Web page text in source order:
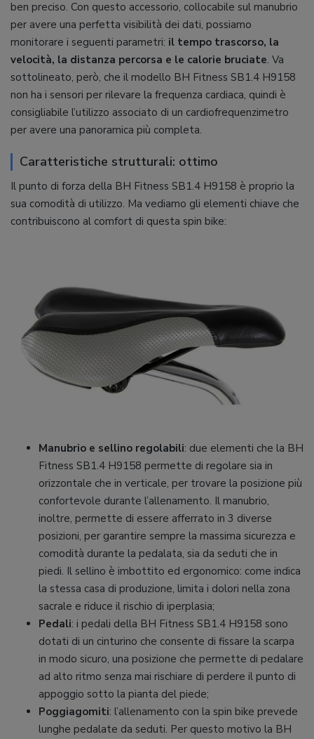
ben preciso. Con questo accessorio, collocabile sul manubrio
per avere una perfetta visibilità dei dati, possiamo
monitorare i seguenti parametri: il tempo trascorso, la
velocità, la distanza percorsa e le calorie bruciate. Va
sottolineato, però, che il modello BH Fitness SB1.4 H9158
non ha i sensori per rilevare la frequenza cardiaca, quindi è
consigliabile l’utilizzo associato di un cardiofrequenzimetro
per avere una panoramica più completa.
Caratteristiche strutturali: ottimo
Il punto di forza della BH Fitness SB1.4 H9158 è proprio la
sua comodità di utilizzo. Ma vediamo gli elementi chiave che
contribuiscono al comfort di questa spin bike:
Manubrio e sellino regolabili: due elementi che la BH
Fitness SB1.4 H9158 permette di regolare sia in
orizzontale che in verticale, per trovare la posizione più
confortevole durante l’allenamento. Il manubrio,
inoltre, permette di essere afferrato in 3 diverse
posizioni, per garantire sempre la massima sicurezza e
comodità durante la pedalata, sia da seduti che in
piedi. Il sellino è imbottito ed ergonomico: come indica
la stessa casa di produzione, limita i dolori nella zona
sacrale e riduce il rischio di iperplasia;
Pedali: i pedali della BH Fitness SB1.4 H9158 sono
dotati di un cinturino che consente di fissare la scarpa
in modo sicuro, una posizione che permette di pedalare
ad alto ritmo senza mai rischiare di perdere il punto di
appoggio sotto la pianta del piede;
Poggiagomiti: l’allenamento con la spin bike prevede
lunghe pedalate da seduti. Per questo motivo la BH